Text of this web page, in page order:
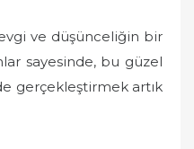
ve düşünceliğin bir
sayesinde, bu güzel
gerçekleştirmek artık